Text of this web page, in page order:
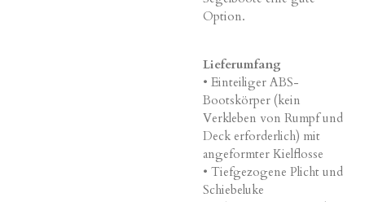
Option.
Lieferumfang
• Einteiliger ABS-
Bootskörper (kein
Verkleben von Rumpf und
Deck erforderlich) mit
angeformter Kielflosse
• Tiefgezogene Plicht und
Schiebeluke